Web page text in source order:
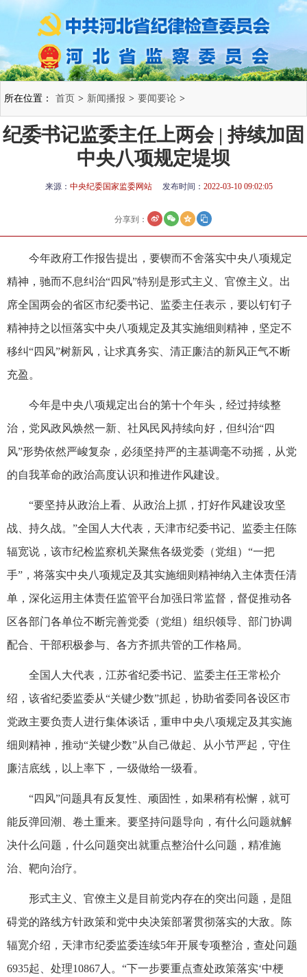
所在位置： 首页 > 新闻播报 > 要闻要论 >
纪委书记监委主任上两会 | 持续加固
中央八项规定堤坝
来源： 中央纪委国家监委网站 发布时间： 2022-03-10 09:02:05
分享到：
今年政府工作报告提出，要锲而不舍落实中央八项规定
精神，驰而不息纠治“四风”特别是形式主义、官僚主义。出
席全国两会的省区市纪委书记、监委主任表示，要以钉钉子
精神持之以恒落实中央八项规定及其实施细则精神，坚定不
移纠“四风”树新风，让求真务实、清正廉洁的新风正气不断
充盈。
今年是中央八项规定出台的第十个年头，经过持续整
治，党风政风焕然一新、社风民风持续向好，但纠治“四
风”形势依然严峻复杂，必须坚持严的主基调毫不动摇，从党
的自我革命的政治高度认识和推进作风建设。
“要坚持从政治上看、从政治上抓，打好作风建设攻坚
战、持久战。”全国人大代表，天津市纪委书记、监委主任陈
辐宽说，该市纪检监察机关聚焦各级党委（党组）“一把
手”，将落实中央八项规定及其实施细则精神纳入主体责任清
单，深化运用主体责任监管平台加强日常监督，督促推动各
区各部门各单位不断完善党委（党组）组织领导、部门协调
配合、干部积极参与、各方齐抓共管的工作格局。
全国人大代表，江苏省纪委书记、监委主任王常松介
绍，该省纪委监委从“关键少数”抓起，协助省委同各设区市
党政主要负责人进行集体谈话，重申中央八项规定及其实施
细则精神，推动“关键少数”从自己做起、从小节严起，守住
廉洁底线，以上率下，一级做给一级看。
“四风”问题具有反复性、顽固性，如果稍有松懈，就可
能反弹回潮、卷土重来。要坚持问题导向，有什么问题就解
决什么问题，什么问题突出就重点整治什么问题，精准施
治、靶向治疗。
形式主义、官僚主义是目前党内存在的突出问题，是阻
碍党的路线方针政策和党中央决策部署贯彻落实的大敌。陈
辐宽介绍，天津市纪委监委连续5年开展专项整治，查处问题
6935起、处理10867人。“下一步要重点查处政策落实‘中梗